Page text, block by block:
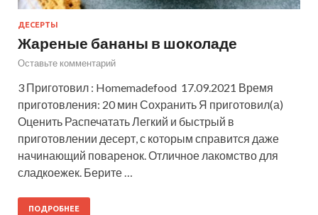
ДЕСЕРТЫ
Жареные бананы в шоколаде
Оставьте комментарий
3 Приготовил : Homemadefood 17.09.2021 Время
приготовления: 20 мин Сохранить Я приготовил(а)
Оценить Распечатать Легкий и быстрый в
приготовлении десерт, с которым справится даже
начинающий поваренок. Отличное лакомство для
сладкоежек. Берите …
ПОДРОБНЕЕ